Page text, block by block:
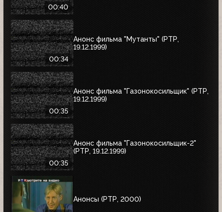
00:40
00:34
Анонс фильма "Мутанты" (РТР,
19.12.1999)
00:35
Анонс фильма "Газонокосильщик" (РТР,
19.12.1999)
00:35
Анонс фильма "Газонокосильщик-2"
(РТР, 19.12.1999)
Анонсы (РТР, 2000)